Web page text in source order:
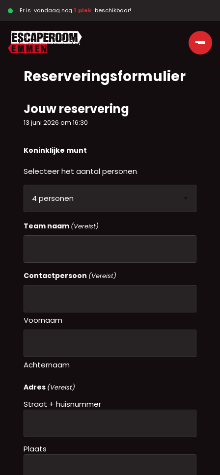
Er is  vandaag nog 1  plek beschikbaar!
Reserveringsformulier
Jouw reservering
13 juni 2026 om 16:30
Koninklijke munt
Selecteer het aantal personen
Team naam (Vereist)
Contactpersoon (Vereist)
Voornaam
Achternaam
Adres (Vereist)
Straat + huisnummer
Plaats